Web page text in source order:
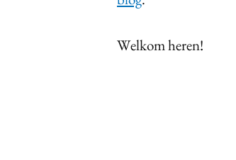
Welkom heren!